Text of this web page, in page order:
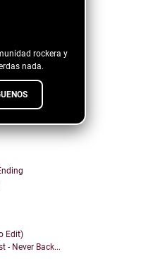
rockera y
nada.
cover)
Dragon
Everything
Edit)
- Never Back...